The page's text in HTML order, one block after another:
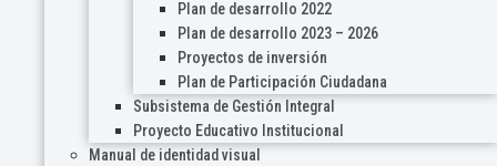
Plan de desarrollo 2022
Plan de desarrollo 2023 – 2026
Proyectos de inversión
Plan de Participación Ciudadana
Subsistema de Gestión Integral
Proyecto Educativo Institucional
Manual de identidad visual